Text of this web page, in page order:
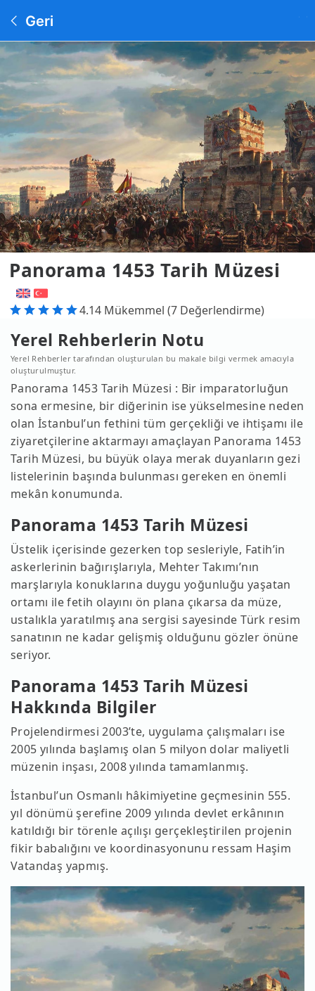
Geri
Panorama 1453 Tarih Müzesi
4.14 Mükemmel (7 Değerlendirme)
Yerel Rehberlerin Notu
Yerel Rehberler tarafından oluşturulan bu makale bilgi vermek amacıyla
oluşturulmuştur.
Panorama 1453 Tarih Müzesi : Bir imparatorluğun
sona ermesine, bir diğerinin ise yükselmesine neden
olan İstanbul’un fethini tüm gerçekliği ve ihtişamı ile
ziyaretçilerine aktarmayı amaçlayan Panorama 1453
Tarih Müzesi, bu büyük olaya merak duyanların gezi
listelerinin başında bulunması gereken en önemli
mekân konumunda.
Panorama 1453 Tarih Müzesi
Üstelik içerisinde gezerken top sesleriyle, Fatih’in
askerlerinin bağırışlarıyla, Mehter Takımı’nın
marşlarıyla konuklarına duygu yoğunluğu yaşatan
ortamı ile fetih olayını ön plana çıkarsa da müze,
ustalıkla yaratılmış ana sergisi sayesinde Türk resim
sanatının ne kadar gelişmiş olduğunu gözler önüne
seriyor.
Panorama 1453 Tarih Müzesi
Hakkında Bilgiler
Projelendirmesi 2003’te, uygulama çalışmaları ise
2005 yılında başlamış olan 5 milyon dolar maliyetli
müzenin inşası, 2008 yılında tamamlanmış.
İstanbul’un Osmanlı hâkimiyetine geçmesinin 555.
yıl dönümü şerefine 2009 yılında devlet erkânının
katıldığı bir törenle açılışı gerçekleştirilen projenin
fikir babalığını ve koordinasyonunu ressam Haşim
Vatandaş yapmış.